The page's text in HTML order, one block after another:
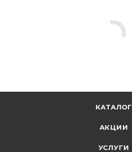
КАТАЛОГ
АКЦИИ
УСЛУГИ